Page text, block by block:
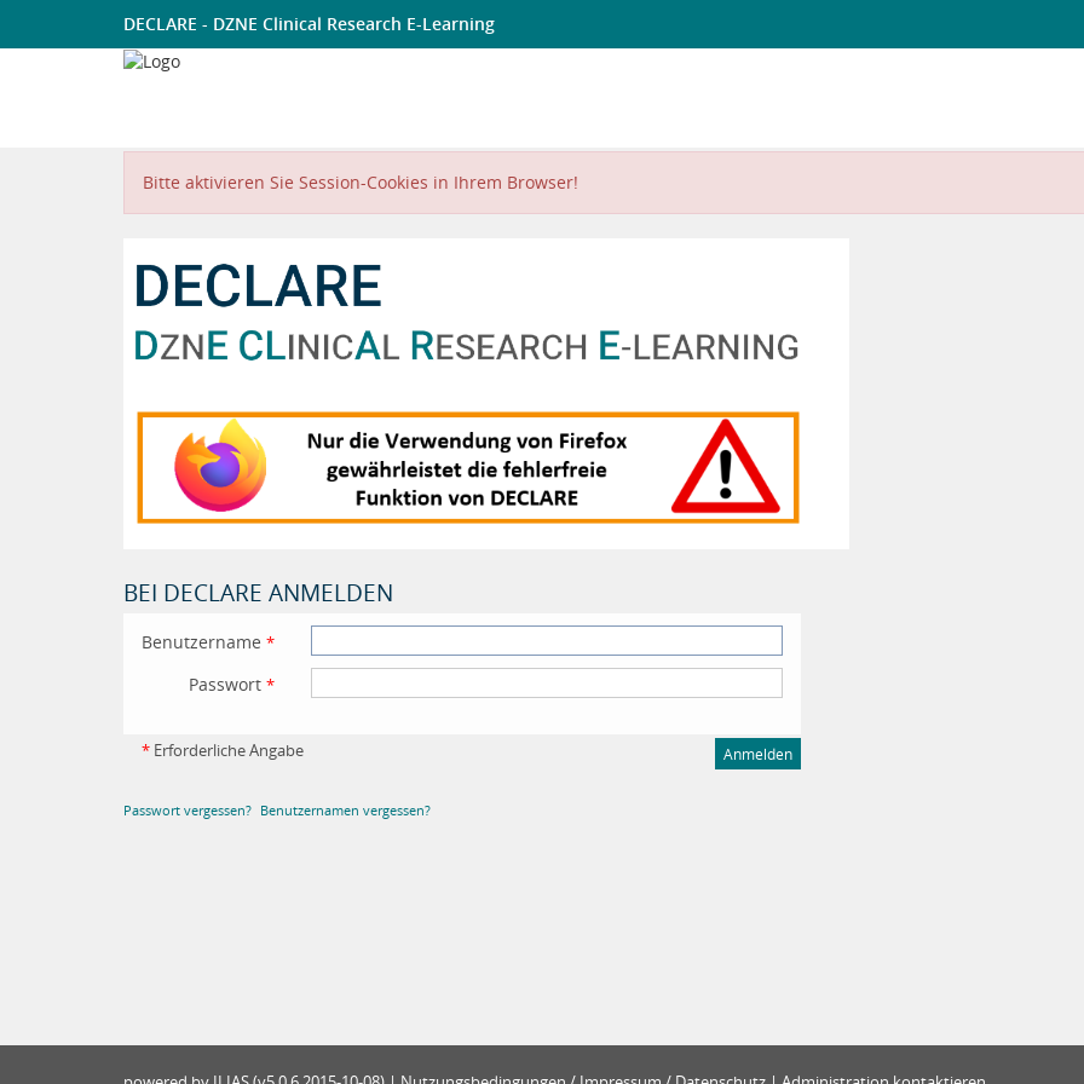
DECLARE - DZNE Clinical Research E-Learning
Bitte aktivieren Sie Session-Cookies in Ihrem Browser!
BEI DECLARE ANMELDEN
Benutzername *
Passwort *
* Erforderliche Angabe
Passwort vergessen? Benutzernamen vergessen?